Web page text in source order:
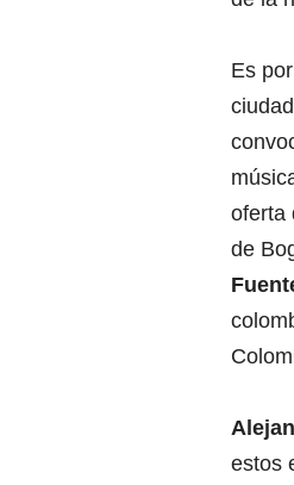
Es
oferta
de
estos